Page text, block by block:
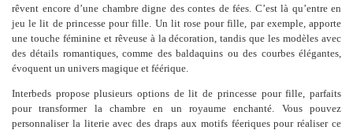
rêvent encore d’une chambre digne des contes de fées. C’est là qu’entre en
jeu le lit de princesse pour fille. Un lit rose pour fille, par exemple, apporte
une touche féminine et rêveuse à la décoration, tandis que les modèles avec
des détails romantiques, comme des baldaquins ou des courbes élégantes,
évoquent un univers magique et féérique.
Interbeds propose plusieurs options de lit de princesse pour fille, parfaits
pour transformer la chambre en un royaume enchanté. Vous pouvez
personnaliser la literie avec des draps aux motifs féeriques pour réaliser ce